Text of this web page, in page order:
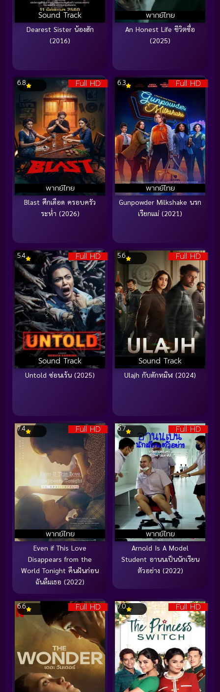
Sound Track
Dearest Sister น้องฮัก
(2016)
พากย์ไทย
An Honest Life ชีวิตซื่อ
(2025)
Full HD
พากย์ไทย
6.8
Blast ศึกเดือด ครอบครัว
ระห่ำ (2026)
Full HD
พากย์ไทย
6.3
Gunpowder Milkshake นรก
เรียกแม่ (2021)
Full HD
Sound Track
5.4
Untold ซ่อนเร้น (2025)
Full HD
Sound Track
5.6
Ulajh กับดักทมิฬ (2024)
Full HD
พากย์ไทย
7.4
Even if This Love
Disappears from the
World Tonight คืนฝันก่อน
ฉันลืมเธอ (2022)
Full HD
พากย์ไทย
6.7
Arnold Is A Model
Student อานนเป็นนักเรียน
ตัวอย่าง (2022)
Full HD
6.6 Full HD
7.0